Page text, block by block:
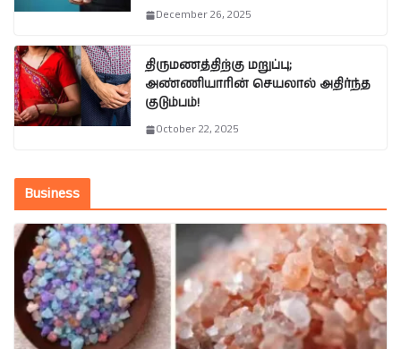
December 26, 2025
திருமணத்திற்கு மறுப்பு;
அண்ணியாரின் செயலால் அதிர்ந்த
குடும்பம்!
October 22, 2025
Business